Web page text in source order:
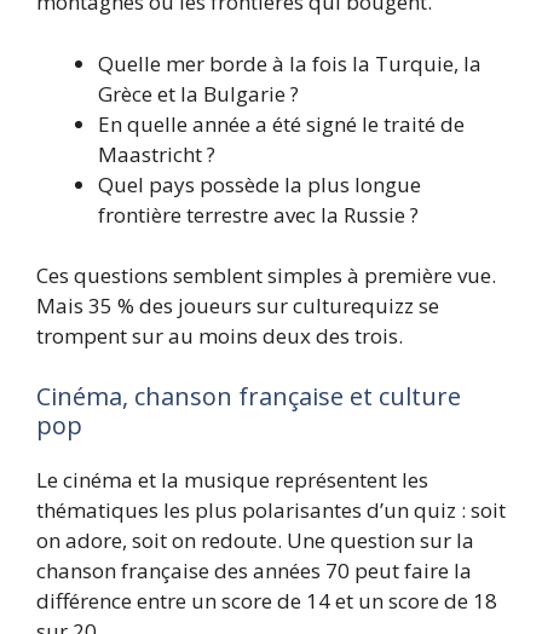
Quelle mer borde à la fois la Turquie, la
Grèce et la Bulgarie ?
En quelle année a été signé le traité de
Maastricht ?
Quel pays possède la plus longue
frontière terrestre avec la Russie ?
Ces questions semblent simples à première vue.
Mais 35 % des joueurs sur culturequizz se
trompent sur au moins deux des trois.
Cinéma, chanson française et culture
pop
Le cinéma et la musique représentent les
thématiques les plus polarisantes d’un quiz : soit
on adore, soit on redoute. Une question sur la
chanson française des années 70 peut faire la
différence entre un score de 14 et un score de 18